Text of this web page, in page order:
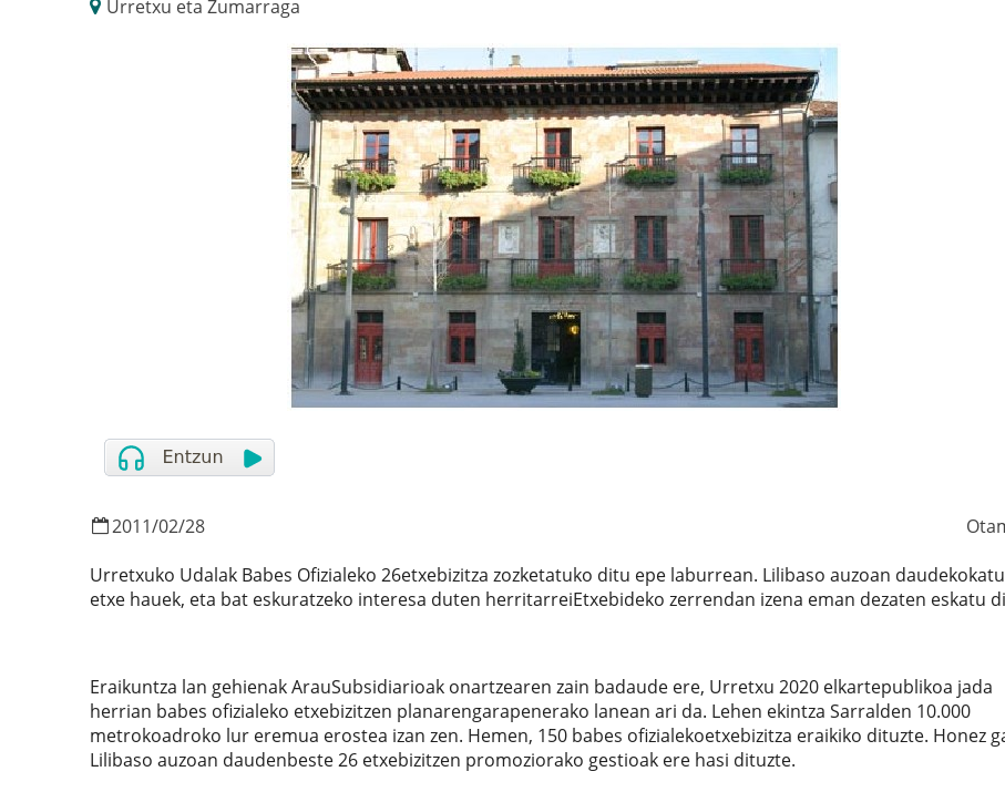
Urretxu eta Zumarraga
2011/02/28
Urretxuko Udalak Babes Ofizialeko 26etxebizitza zozketatuko ditu epe laburrean. Lilibaso auzoan
etxe hauek, eta bat eskuratzeko interesa duten herritarreiEtxebideko zerrendan izena eman dezaten eskatu
Eraikuntza lan gehienak ArauSubsidiarioak onartzearen zain badaude ere, Urretxu 2020 elkartepublikoa jada
herrian babes ofizialeko etxebizitzen planarengarapenerako lanean ari da. Lehen ekintza Sarralden 10.000
metrokoadroko lur eremua erostea izan zen. Hemen, 150 babes ofizialekoetxebizitza eraikiko dituzte. Honez
Lilibaso auzoan daudenbeste 26 etxebizitzen promoziorako gestioak ere hasi dituzte.